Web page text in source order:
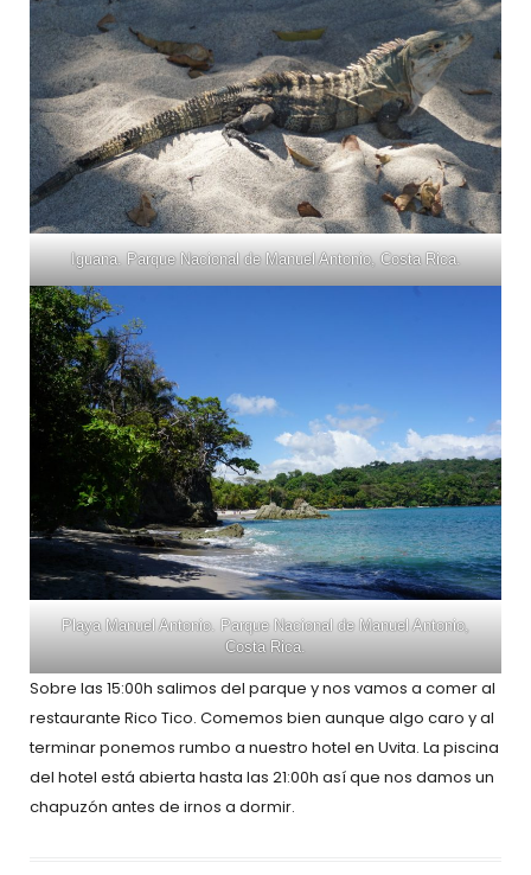
Iguana. Parque Nacional de Manuel Antonio, Costa Rica.
Playa Manuel Antonio. Parque Nacional de Manuel Antonio,
Costa Rica.
Sobre las 15:00h salimos del parque y nos vamos a comer al
restaurante Rico Tico. Comemos bien aunque algo caro y al
terminar ponemos rumbo a nuestro hotel en Uvita. La piscina
del hotel está abierta hasta las 21:00h así que nos damos un
chapuzón antes de irnos a dormir.